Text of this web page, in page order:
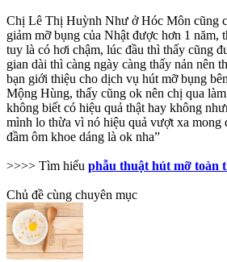
Chị Lê Thị Huỳnh Như ở Hóc Môn cũng
giảm mỡ bụng của Nhật được hơn 1 năm,
tuy là có hơi chậm, lúc đầu thì thấy cũng
gian dài thì càng ngày càng thấy nản nên
bạn giới thiệu cho dịch vụ hút mỡ bụng
Mộng Hùng, thấy cũng ok nên chị qua
không biết có hiệu quả thật hay không
mình lo thừa vì nó hiệu quả vượt xa
đầm ôm khoe dáng là ok nha”
>>>> Tìm hiểu phẫu thuật hút mỡ toàn
Chủ đề cùng chuyên mục